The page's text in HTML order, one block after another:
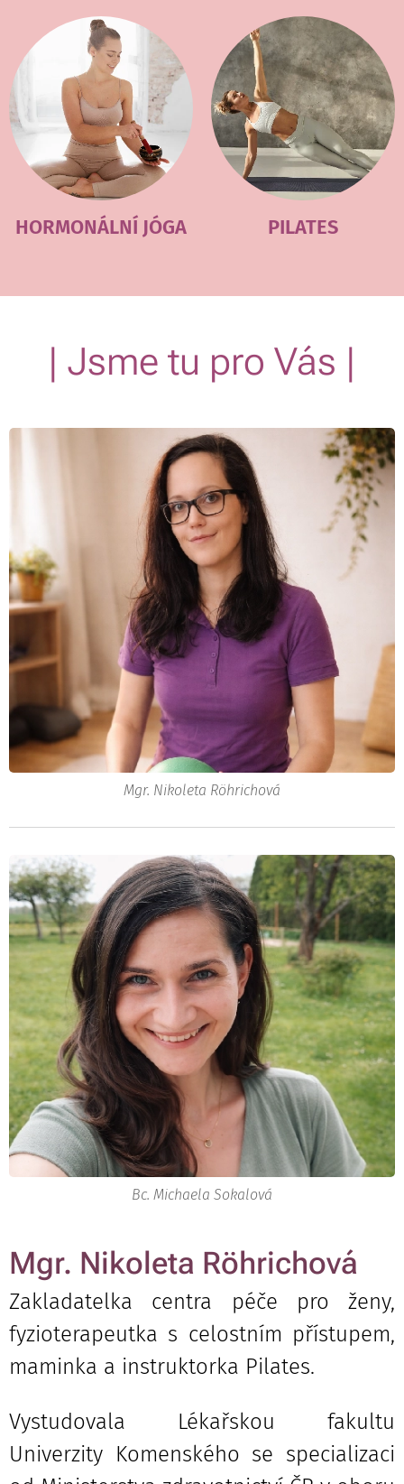
HORMONÁLNÍ JÓGA PILATES
| Jsme tu pro Vás |
Mgr. Nikoleta Röhrichová
Bc. Michaela Sokalová
Mgr. Nikoleta Röhrichová
Zakladatelka centra péče pro ženy,
fyzioterapeutka s celostním přístupem,
maminka a instruktorka Pilates.
Vystudovala Lékařskou fakultu
Univerzity Komenského se specializaci